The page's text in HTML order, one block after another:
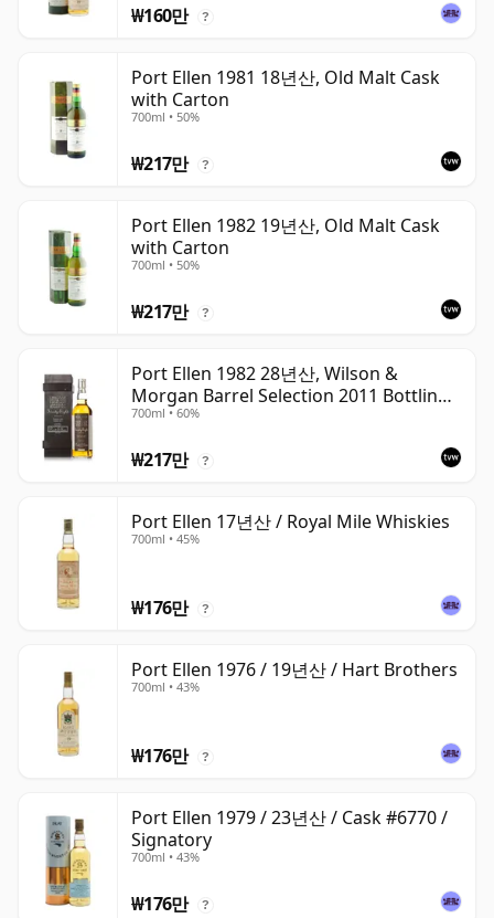
₩160만 ?
Port Ellen 1981 18년산, Old Malt Cask
with Carton
700ml • 50%
₩217만 ?
Port Ellen 1982 19년산, Old Malt Cask
with Carton
700ml • 50%
₩217만 ?
Port Ellen 1982 28년산, Wilson &
Morgan Barrel Selection 2011 Bottling
with Box
700ml • 60%
₩217만 ?
Port Ellen 17년산 / Royal Mile Whiskies
700ml • 45%
₩176만 ?
Port Ellen 1976 / 19년산 / Hart Brothers
700ml • 43%
₩176만 ?
Port Ellen 1979 / 23년산 / Cask #6770 /
Signatory
700ml • 43%
₩176만 ?